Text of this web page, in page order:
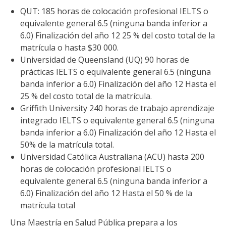
QUT: 185 horas de colocación profesional IELTS o
equivalente general 6.5 (ninguna banda inferior a
6.0) Finalización del año 12 25 % del costo total de la
matrícula o hasta $30 000.
Universidad de Queensland (UQ) 90 horas de
prácticas IELTS o equivalente general 6.5 (ninguna
banda inferior a 6.0) Finalización del año 12 Hasta el
25 % del costo total de la matrícula.
Griffith University 240 horas de trabajo aprendizaje
integrado IELTS o equivalente general 6.5 (ninguna
banda inferior a 6.0) Finalización del año 12 Hasta el
50% de la matrícula total.
Universidad Católica Australiana (ACU) hasta 200
horas de colocación profesional IELTS o
equivalente general 6.5 (ninguna banda inferior a
6.0) Finalización del año 12 Hasta el 50 % de la
matrícula total
Una Maestría en Salud Pública prepara a los